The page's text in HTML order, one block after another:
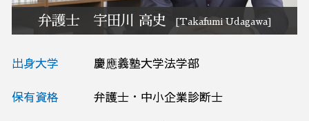
弁護士 宇田川 高史 [Takafumi Udagawa]
出身大学 慶應義塾大学法学部
保有資格 弁護士・中小企業診断士